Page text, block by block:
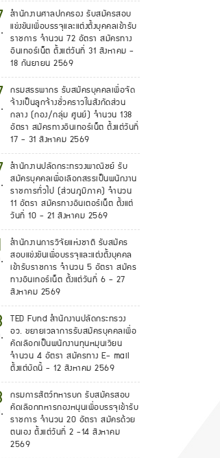
สำนักงานศาลปกครอง รับสมัครสอบ
แข่งขันเพื่อบรรจุและแต่งตั้งบุคคลเข้ารับ
ราชการ จำนวน 72 อัตรา สมัครทาง
อินเทอร์เน็ต ตั้งแต่วันที่ 31 สิงหาคม -
18 กันยายน 2569
กรมสรรพากร รับสมัครบุคคลเพื่อจัด
จ้างเป็นลูกจ้างชั่วคราวในสังกัดส่วน
กลาง (กอง/กลุ่ม ศูนย์) จำนวน 138
อัตรา สมัครทางอินเทอร์เน็ต ตั้งแต่วันที่
17 - 31 สิงหาคม 2569
สำนักงานปลัดกระทรวงพาณิชย์ รับ
สมัครบุคคลเพื่อเลือกสรรเป็นพนักงาน
ราชการทั่วไป (ส่วนภูมิภาค) จำนวน
11 อัตรา สมัครทางอินเตอร์เน็ต ตั้งแต่
วันที่ 10 - 21 สิงหาคม 2569
สำนักงานการวิจัยแห่งชาติ รับสมัคร
สอบแข่งขันเพื่อบรรจุและแต่งตั้งบุคคล
เข้ารับราชการ จำนวน 5 อัตรา สมัคร
ทางอินเทอร์เน็ต ตั้งแต่วันที่ 6 - 27
สิงหาคม 2569
TED Fund สำนักงานปลัดกระทรวง
อว. ขยายเวลาการรับสมัครบุคคลเพื่อ
คัดเลือกเป็นพนักงานทุนหมุนเวียน
จำนวน 4 อัตรา สมัครทาง E- mail
ตั้งแต่บัดนี้ - 12 สิงหาคม 2569
กรมการสัตว์ทหารบก รับสมัครสอบ
คัดเลือกทหารกองหนุนเพื่อบรรจุเข้ารับ
ราชการ จำนวน 20 อัตรา สมัครด้วย
ตนเอง ตั้งแต่วันที่ 2 -14 สิงหาคม
2569